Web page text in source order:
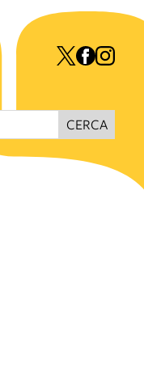
CERCA